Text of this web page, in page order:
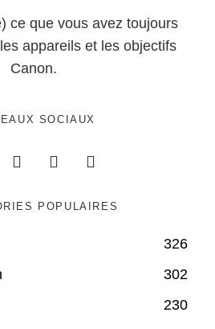
ce que vous avez toujours
appareils et les objectifs
Canon.
SOCIAUX
POPULAIRES
326
302
230